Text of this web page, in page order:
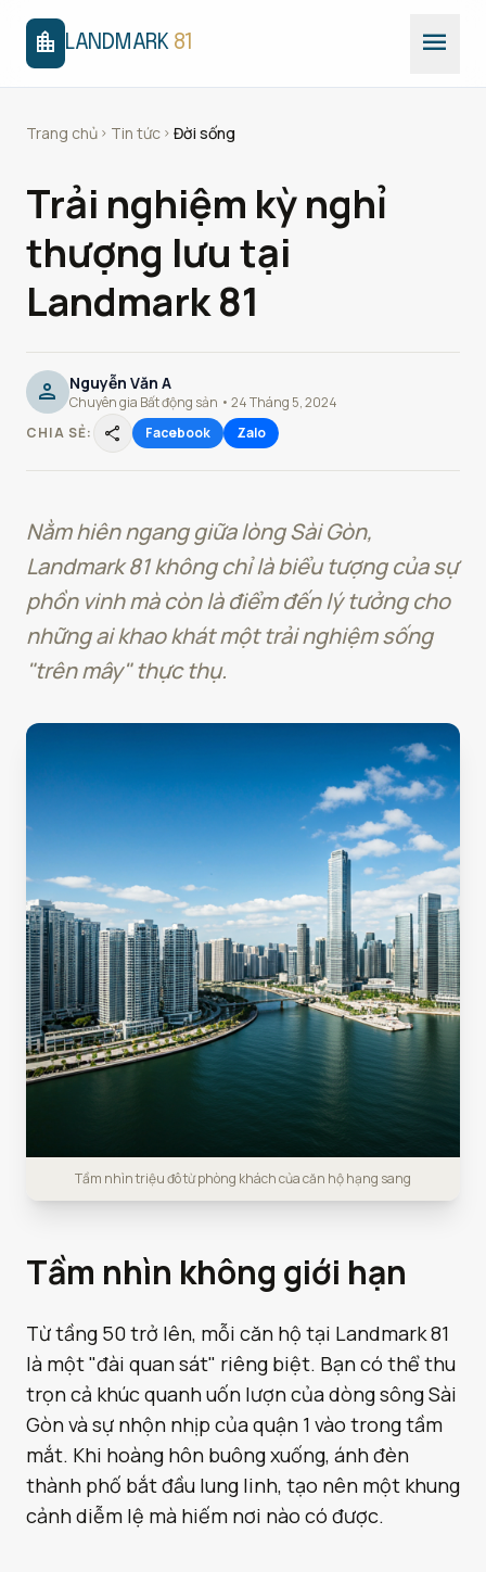
location_city LANDMARK 81 menu
Trang chủ chevron_right Tin tức chevron_right Đời sống
Trải nghiệm kỳ nghỉ
thượng lưu tại
Landmark 81
person Nguyễn Văn A
Chuyên gia Bất động sản • 24 Tháng 5, 2024
CHIA SẺ:
share Facebook Zalo
Nằm hiên ngang giữa lòng Sài Gòn,
Landmark 81 không chỉ là biểu tượng của sự
phồn vinh mà còn là điểm đến lý tưởng cho
những ai khao khát một trải nghiệm sống
"trên mây" thực thụ.
Tầm nhìn triệu đô từ phòng khách của căn hộ hạng sang
Tầm nhìn không giới hạn
Từ tầng 50 trở lên, mỗi căn hộ tại Landmark 81
là một "đài quan sát" riêng biệt. Bạn có thể thu
trọn cả khúc quanh uốn lượn của dòng sông Sài
Gòn và sự nhộn nhịp của quận 1 vào trong tầm
mắt. Khi hoàng hôn buông xuống, ánh đèn
thành phố bắt đầu lung linh, tạo nên một khung
cảnh diễm lệ mà hiếm nơi nào có được.